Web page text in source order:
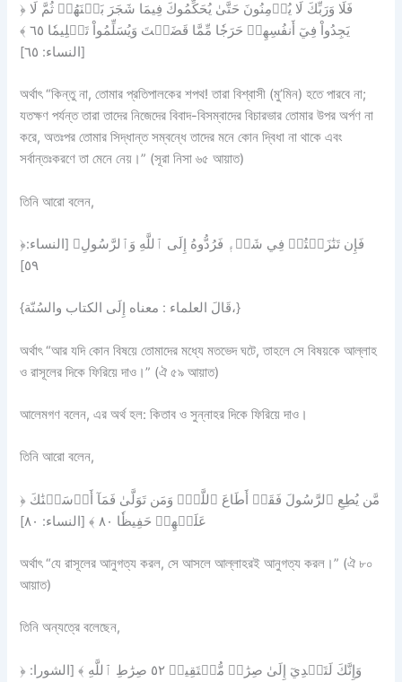
﴿ فَلَا وَرَبِّكَ لَا يُؤۡمِنُونَ حَتَّىٰ يُحَكِّمُوكَ فِيمَا شَجَرَ بَيۡنَهُمۡ ثُمَّ لَا
يَجِدُواْ فِيٓ أَنفُسِهِمۡ حَرَجٗا مِّمَّا قَضَيۡتَ وَيُسَلِّمُواْ تَسۡلِيمٗا ٦٥ ﴾
[النساء: ٦٥]
অর্থাৎ “কিন্তু না, তোমার প্রতিপালকের শপথ! তারা বিশ্বাসী (মু’মিন) হতে পারবে না;
যতক্ষণ পর্যন্ত তারা তাদের নিজেদের বিবাদ-বিসম্বাদের বিচারভার তোমার উপর অর্পণ না
করে, অতঃপর তোমার সিদ্ধান্ত সম্বন্ধে তাদের মনে কোন দ্বিধা না থাকে এবং
সর্বান্তঃকরণে তা মেনে নেয়।” (সূরা নিসা ৬৫ আয়াত)
তিনি আরো বলেন,
﴿فَإِن تَنَٰزَعۡتُمۡ فِي شَيۡءٖ فَرُدُّوهُ إِلَى ٱللَّهِ وَٱلرَّسُولِ﴾ [النساء:
٥٩]
{قَالَ العلماء : معناه إِلَى الكتاب والسُنّة،}
অর্থাৎ “আর যদি কোন বিষয়ে তোমাদের মধ্যে মতভেদ ঘটে, তাহলে সে বিষয়কে আল্লাহ
ও রাসূলের দিকে ফিরিয়ে দাও।” (ঐ ৫৯ আয়াত)
আলেমগণ বলেন, এর অর্থ হল: কিতাব ও সুন্নাহর দিকে ফিরিয়ে দাও।
তিনি আরো বলেন,
﴿ مَّن يُطِعِ ٱلرَّسُولَ فَقَدۡ أَطَاعَ ٱللَّهَۖ وَمَن تَوَلَّىٰ فَمَآ أَرۡسَلۡنَٰكَ
عَلَيۡهِمۡ حَفِيظٗا ٨٠ ﴾ [النساء: ٨٠]
অর্থাৎ “যে রাসূলের আনুগত্য করল, সে আসলে আল্লাহরই আনুগত্য করল।” (ঐ ৮০
আয়াত)
তিনি অন্যত্রে বলেছেন,
﴿ وَإِنَّكَ لَتَهۡدِيٓ إِلَىٰ صِرَٰطٖ مُّسۡتَقِيمٖ ٥٢ صِرَٰطِ ٱللَّهِ ﴾ [الشورا: